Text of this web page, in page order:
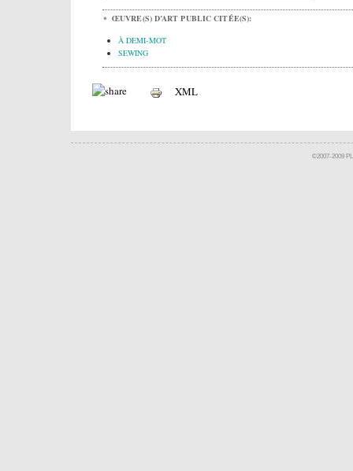
ŒUVRE(S) D’ART PUBLIC CITÉE(S):
À DEMI-MOT
SEWING
XML
©2007-2009